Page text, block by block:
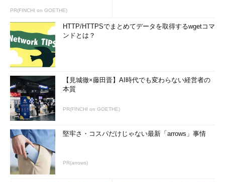
PR(FINCHI on GOETHE)
HTTP/HTTPSでまとめてデータを取得するwgetコマ
ンドとは？
【見城徹×藤田晋】AI時代でも変わらない経営者の
本質
PR(FINCHI on GOETHE)
堅牢さ・コスパだけじゃない最新「arrows」事情
PR(arrows)